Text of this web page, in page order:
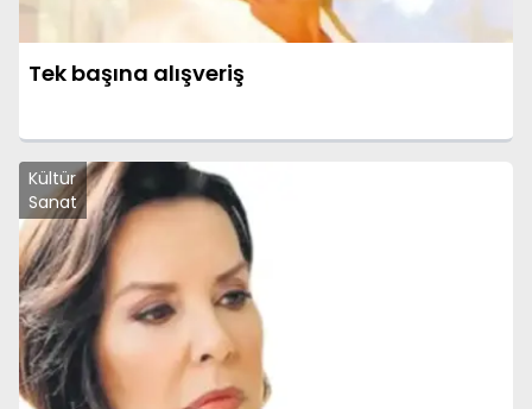
Tek başına alışveriş
Kültür
Sanat